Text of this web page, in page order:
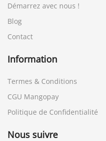
Démarrez avec nous !
Blog
Contact
Information
Termes & Conditions
CGU Mangopay
Politique de Confidentialité
Nous suivre